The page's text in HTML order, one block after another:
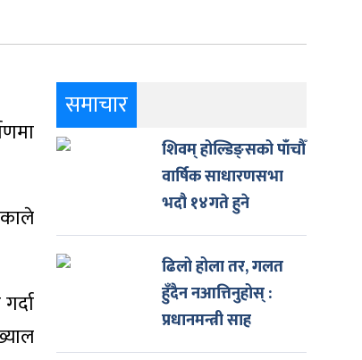
समाचार
शिवम् होल्डिङ्सको पाँचौँ
वार्षिक साधारणसभा
भदौ १४गते हुने
ढिलो होला तर, गलत
हुँदैन नआत्तिनुहोस् :
प्रधानमन्त्री साह